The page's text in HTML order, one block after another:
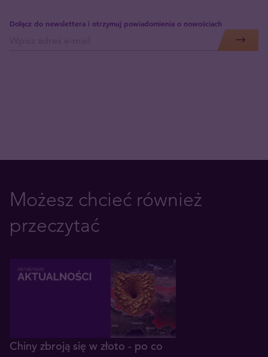
Dołącz do newslettera i otrzymuj powiadomienia o nowościach
Możesz chcieć również
przeczytać
Chiny zbroją się w złoto - po co